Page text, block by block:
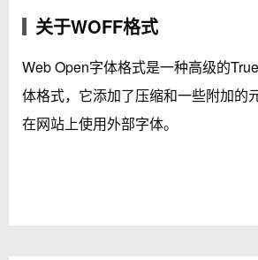
关于WOFF格式
Web Open字体格式是一种高级的
体格式，它添加了压缩和一些附加的
在网站上使用外部字体。